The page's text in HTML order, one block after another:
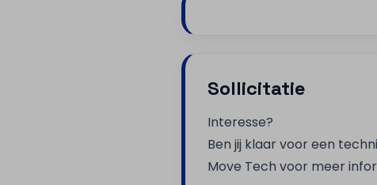
Sollicitatie
Interesse?
Ben jij klaar voor een
Move Tech voor meer